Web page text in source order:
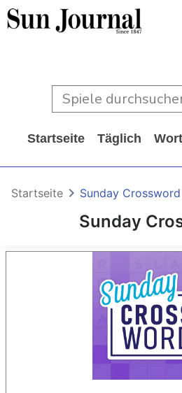
Startseite Täglich Wort
Sunday
Startseite Sunday Crossword